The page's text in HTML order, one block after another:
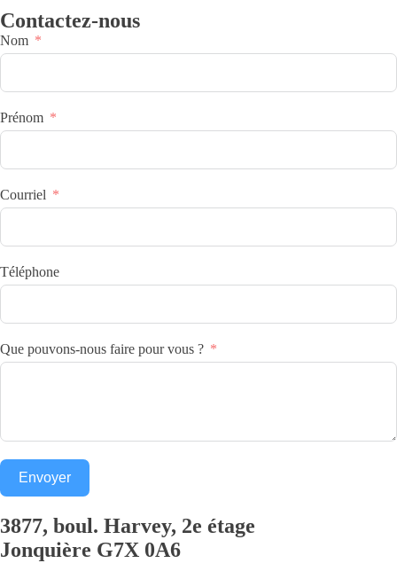
Contactez-nous
Nom
Prénom
Courriel
Téléphone
Que pouvons-nous faire pour vous ?
Envoyer
3877, boul. Harvey, 2e étage
Jonquière G7X 0A6